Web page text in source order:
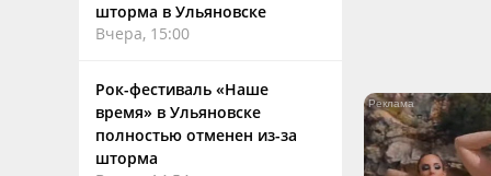
шторма в Ульяновске
Вчера, 15:00
Рок-фестиваль «Наше
время» в Ульяновске
полностью отменен из-за
шторма